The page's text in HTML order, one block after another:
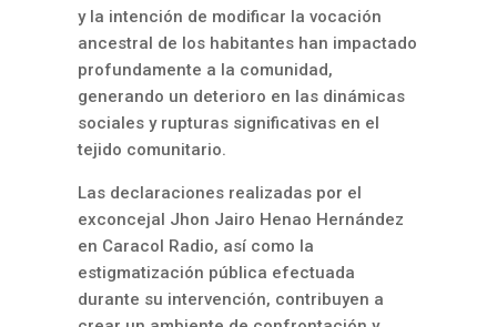
y la intención de modificar la vocación
ancestral de los habitantes han impactado
profundamente a la comunidad,
generando un deterioro en las dinámicas
sociales y rupturas significativas en el
tejido comunitario.
Las declaraciones realizadas por el
exconcejal Jhon Jairo Henao Hernández
en Caracol Radio, así como la
estigmatización pública efectuada
durante su intervención, contribuyen a